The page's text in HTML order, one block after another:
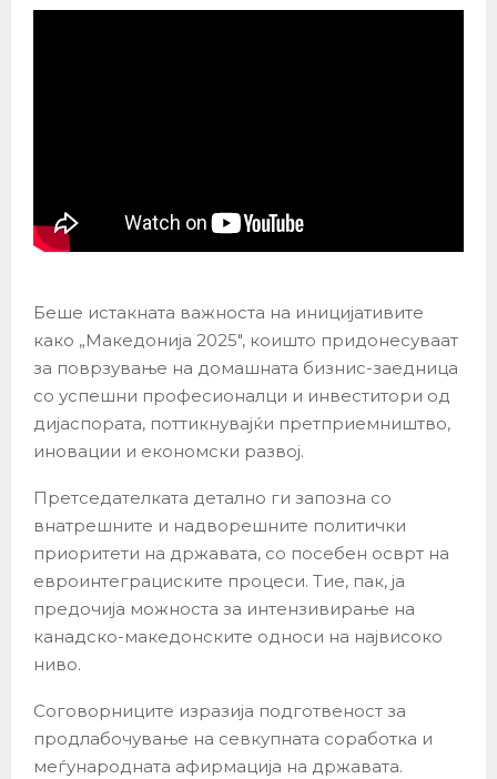
Беше истакната важноста на иницијативите
како „Македонија 2025″, коишто придонесуваат
за поврзување на домашната бизнис-заедница
со успешни професионалци и инвеститори од
дијаспората, поттикнувајќи претприемништво,
иновации и економски развој.
Претседателката детално ги запозна со
внатрешните и надворешните политички
приоритети на државата, со посебен осврт на
евроинтеграциските процеси. Тие, пак, ја
предочија можноста за интензивирање на
канадско-македонските односи на највисоко
ниво.
Соговорниците изразија подготвеност за
продлабочување на севкупната соработка и
меѓународната афирмација на државата.